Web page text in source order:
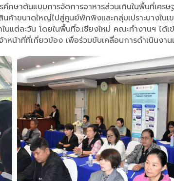
กษาต้นแบบการจัดการอาหารส่วนเกินในพื้นที่เศ
นค้าขนาดใหญ่ไปสู่ศูนย์พักพิงและกลุ่มเปราะบางใ
แต่ละวัน โดยในพื้นที่จ.เชียงใหม่ คณะทำงานฯ
น้าที่ที่เกี่ยวข้อง เพื่อร่วมขับเคลื่อนการดำเนินงา